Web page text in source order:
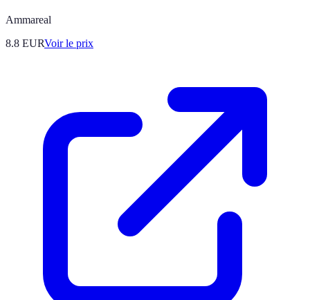
Ammareal
8.8 EURVoir le prix